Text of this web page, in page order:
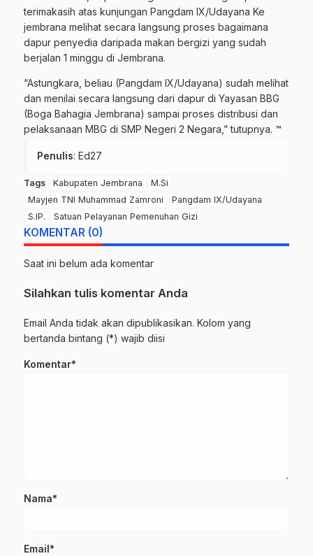
terimakasih atas kunjungan Pangdam IX/Udayana Ke
jembrana melihat secara langsung proses bagaimana
dapur penyedia daripada makan bergizi yang sudah
berjalan 1 minggu di Jembrana.
“Astungkara, beliau (Pangdam IX/Udayana) sudah melihat
dan menilai secara langsung dari dapur di Yayasan BBG
(Boga Bahagia Jembrana) sampai proses distribusi dan
pelaksanaan MBG di SMP Negeri 2 Negara,” tutupnya. ™
Penulis: Ed27
Tags Kabupaten Jembrana
M.Si
Mayjen TNI Muhammad Zamroni
Pangdam IX/Udayana
S.IP.
Satuan Pelayanan Pemenuhan Gizi
KOMENTAR (0)
Saat ini belum ada komentar
Silahkan tulis komentar Anda
Email Anda tidak akan dipublikasikan. Kolom yang
bertanda bintang (*) wajib diisi
Komentar*
Nama*
Email*